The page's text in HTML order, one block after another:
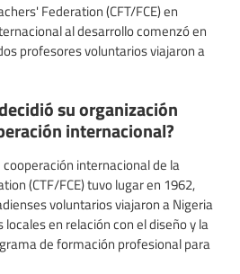
Federation (CFT/FCE) en
al desarrollo comenzó en
profesores voluntarios viajaron a
su organización
internacional?
internacional de la
(CTF/FCE) tuvo lugar en 1962,
voluntarios viajaron a Nigeria
en relación con el diseño y la
de formación profesional para